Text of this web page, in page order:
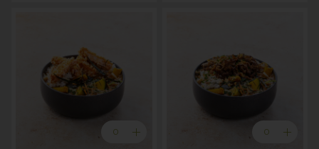
0 add 0 add